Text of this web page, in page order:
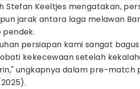
Stefan Keeltjes mengatakan,
jarak antara laga melawan
pendek.
persiapan kami sangat
kekecewaan setelah
ungkapnya dalam pre-match
2025).